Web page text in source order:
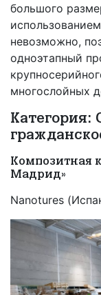
большого
невозможно,
одноэтапный
многослойных
Категория:
Композитная
Мадрид»
Nanotures